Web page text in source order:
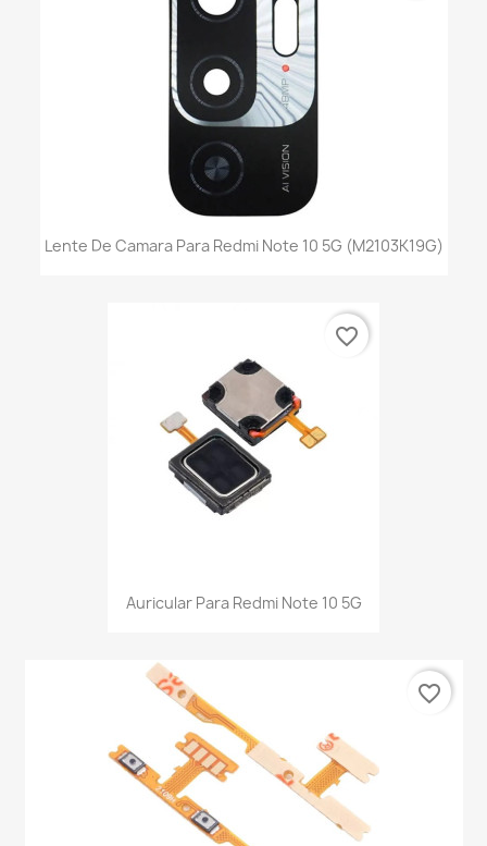
Lente De Camara Para Redmi Note 10 5G (M2103K19G)
Auricular Para Redmi Note 10 5G
favorite_border
favorite_border